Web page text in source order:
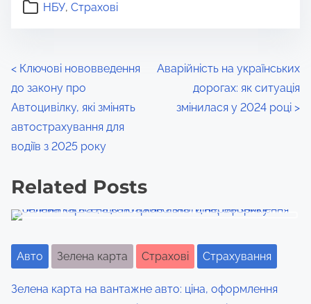
t
h
i
s
p
s
o
n
:
НБУ, Страхові
P
o
s
t
s
n
a
v
i
< Ключові нововведення
до закону про
Автоцивілку, які змінять
автострахування для
водіїв з 2025 року
Аварійність на українських
дорогах: як ситуація
змінилася у 2024 році >
Related Posts
Авто Зелена карта Страхові Страхування
Зелена карта на вантажне авто: ціна, оформлення